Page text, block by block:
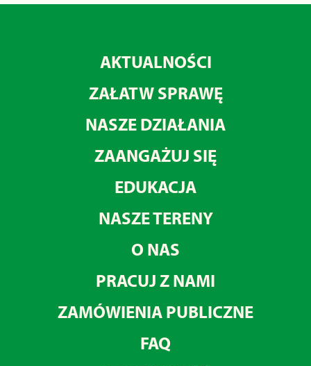
AKTUALNOŚCI
ZAŁATW SPRAWĘ
NASZE DZIAŁANIA
ZAANGAŻUJ SIĘ
EDUKACJA
NASZE TERENY
O NAS
PRACUJ Z NAMI
ZAMÓWIENIA PUBLICZNE
FAQ